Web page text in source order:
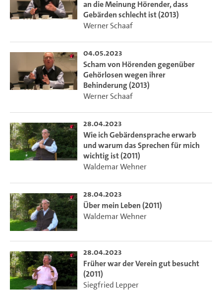
an die Meinung Hörender, dass
Gebärden schlecht ist (2013)
Werner Schaaf
04.05.2023
Scham von Hörenden gegenüber
Gehörlosen wegen ihrer
Behinderung (2013)
Werner Schaaf
28.04.2023
Wie ich Gebärdensprache erwarb
und warum das Sprechen für mich
wichtig ist (2011)
Waldemar Wehner
28.04.2023
Über mein Leben (2011)
Waldemar Wehner
28.04.2023
Früher war der Verein gut besucht
(2011)
Siegfried Lepper